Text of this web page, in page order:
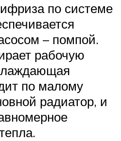
по системе
– помпой.
рабочую
по малому
радиатор, и